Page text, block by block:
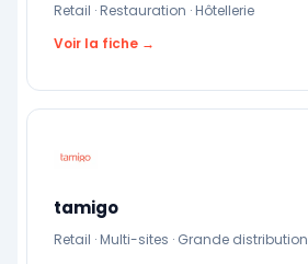
Retail · Restauration · Hôtellerie
Voir la fiche →
tamigo
Retail · Multi-sites · Grande distribution